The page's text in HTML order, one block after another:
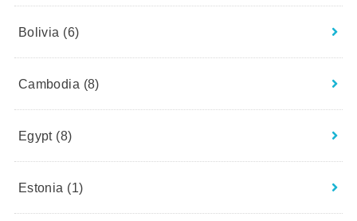
Bolivia (6)
Cambodia (8)
Egypt (8)
Estonia (1)